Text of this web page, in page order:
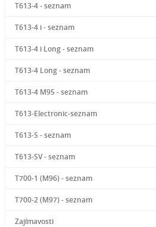
T613-4 - seznam
T613-4 i - seznam
T613-4 i Long - seznam
T613-4 Long - seznam
T613-4 M95 - seznam
T613-Electronic-seznam
T613-S - seznam
T613-SV - seznam
T700-1 (M96) - seznam
T700-2 (M97) - seznam
Zajímavosti